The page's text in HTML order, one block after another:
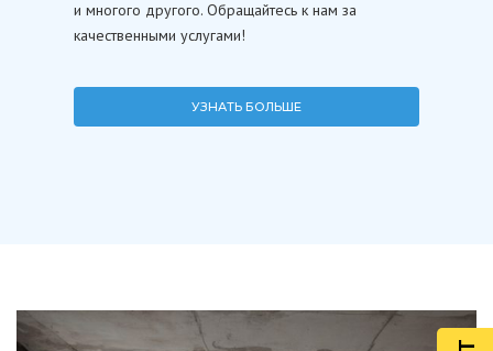
и многого другого. Обращайтесь к нам за
качественными услугами!
УЗНАТЬ БОЛЬШЕ